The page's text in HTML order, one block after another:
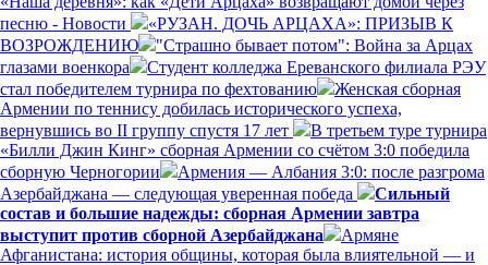
песню - Новости
«РУЗАН. ДОЧЬ АРЦАХА»: ПРИЗЫВ К
ВОЗРОЖДЕНИЮ
"Страшно бывает потом": Война за Арцах
глазами военкора
Студент колледжа Ереванского филиала РЭУ
стал победителем турнира по фехтованию
Женская сборная
Армении по теннису добилась исторического успеха,
вернувшись во II группу спустя 17 лет
В третьем туре турнира
«Билли Джин Кинг» сборная Армении со счётом 3:0 победила
сборную Черногории
Армения — Албания 3:0: после разгрома
Азербайджана — следующая уверенная победа
Сильный
состав и большие надежды: сборная Армении завтра
выступит против сборной Азербайджана
Армяне
Афганистана: история общины, которая была влиятельной — и